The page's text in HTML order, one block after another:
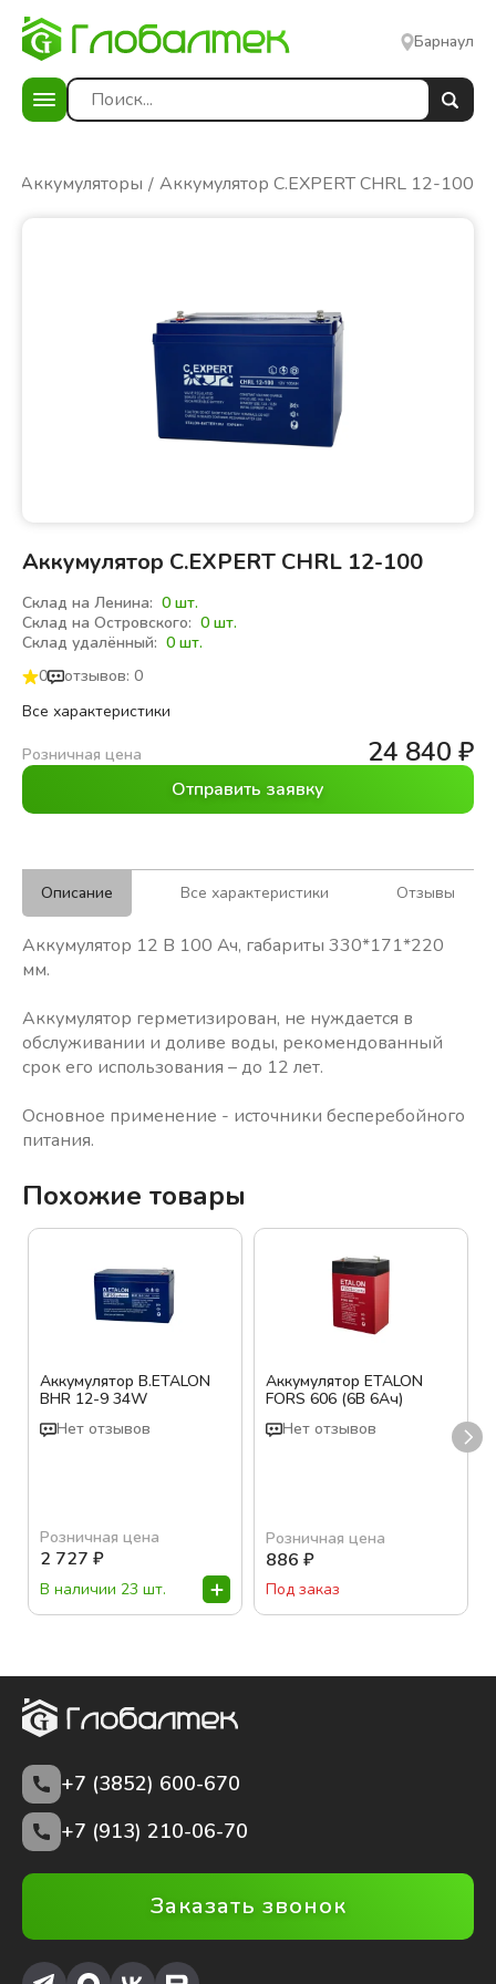
Барнаул
Аккумуляторы Аккумулятор C.EXPERT CHRL 12-100
Аккумулятор C.EXPERT CHRL 12-100
Склад на Ленина: 0 шт.
Склад на Островского: 0 шт.
Склад удалённый: 0 шт.
0
отзывов: 0
Все характеристики
Розничная цена 24 840 ₽
Отправить заявку
Описание Все характеристики Отзывы
Аккумулятор 12 В 100 Ач, габариты 330*171*220
мм.
Аккумулятор герметизирован, не нуждается в
обслуживании и доливе воды, рекомендованный
срок его использования – до 12 лет.
Основное применение - источники бесперебойного
питания.
Похожие товары
Аккумулятор B.ETALON
BHR 12-9 34W
Нет отзывов
Розничная цена
2 727 ₽
В наличии 23 шт.
Аккумулятор ETALON
FORS 606 (6В 6Ач)
Нет отзывов
Розничная цена
886 ₽
Под заказ
+7 (3852) 600-670
+7 (913) 210-06-70
Заказать звонок